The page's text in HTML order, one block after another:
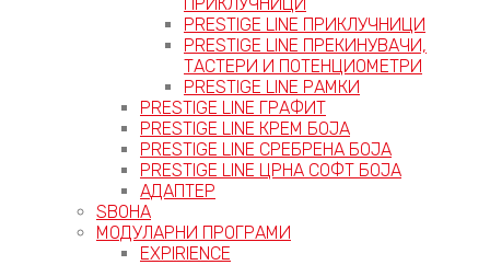
PRESTIGE LINE ПРИКЛУЧНИЦИ
PRESTIGE LINE ПРЕКИНУВАЧИ,
ТАСТЕРИ И ПОТЕНЦИОМЕТРИ
PRESTIGE LINE РАМКИ
PRESTIGE LINE ГРАФИТ
PRESTIGE LINE КРЕМ БОЈА
PRESTIGE LINE СРЕБРЕНА БОЈА
PRESTIGE LINE ЦРНА СОФТ БОЈА
АДАПТЕР
ЅВОНА
МОДУЛАРНИ ПРОГРАМИ
EXPIRIENCE